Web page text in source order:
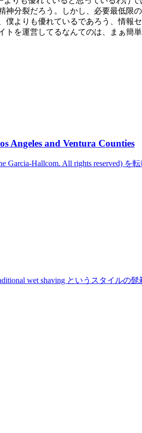
分裂だろう。しかし、必要最低
よりも優れているであろう、情報
を運営してるなんてのは、まぁ簡
Angeles and Ventura Counties
Garcia-Hallcom. All rights reserved) を
wet shaving というスタイルの